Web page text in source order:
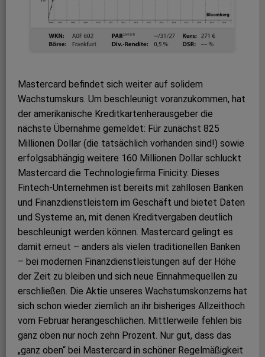
Mastercard befindet sich weiter auf solidem
Wachstumskurs. Um beschleunigt voranzukommen, hat
der amerikanische Kreditkartenherausgeber die
nächste Übernahme gemeldet: Für zunächst 825
Millionen Dollar (die tatsächlich vorhanden sind!) sowie
erfolgsabhängig weitere 160 Millionen Dollar schluckt
Mastercard die Technologiefirma Finicity. Dieses
Fintech-Unternehmen ist bereits mit zahllosen Banken
und Finanzdienstleistern im Geschäft und bietet Daten
und Systeme an, mit denen Kreditvergaben deutlich
beschleunigt werden können. Mastercard gelingt es
damit erneut – anders als vielen traditionellen Banken
– bei modernen Finanzdienstleistungen auf der Höhe
der Zeit zu bleiben und sich neue Einnahmequellen zu
erschließen. Die Aktie unseres Wachstumskonzerns hat
sich schon wieder ziemlich an ihr bisheriges Allzeithoch
vom Februar herangeschlichen. Mittlerweile fehlen bis
ganz oben nur noch zehn Prozent. Nur gut, dass das
„ganz oben“ bei Mastercard in schöner Regelmäßigkeit